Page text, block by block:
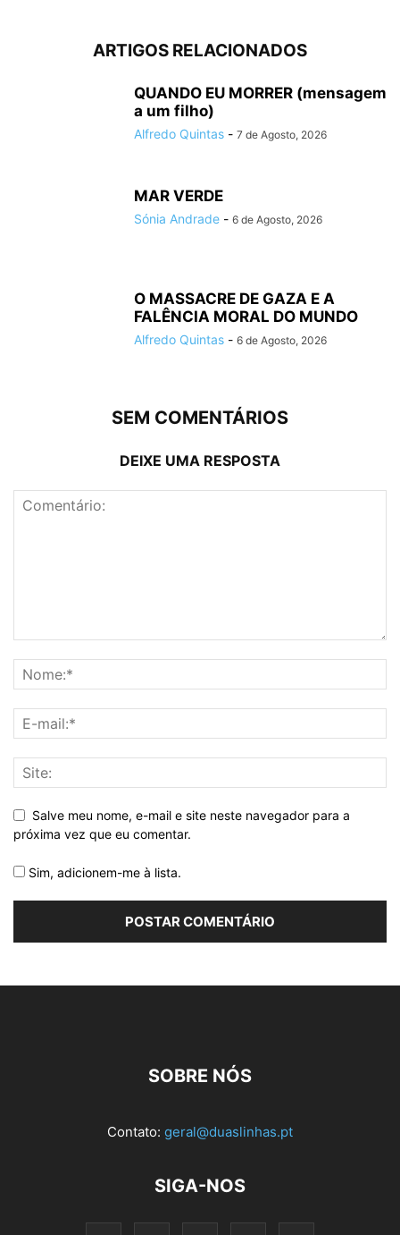
ARTIGOS RELACIONADOS
QUANDO EU MORRER (mensagem
a um filho)
Alfredo Quintas - 7 de Agosto, 2026
MAR VERDE
Sónia Andrade - 6 de Agosto, 2026
O MASSACRE DE GAZA E A
FALÊNCIA MORAL DO MUNDO
Alfredo Quintas - 6 de Agosto, 2026
SEM COMENTÁRIOS
DEIXE UMA RESPOSTA
Salve meu nome, e-mail e site neste navegador para a
próxima vez que eu comentar.
Sim, adicionem-me à lista.
SOBRE NÓS
Contato: geral@duaslinhas.pt
SIGA-NOS